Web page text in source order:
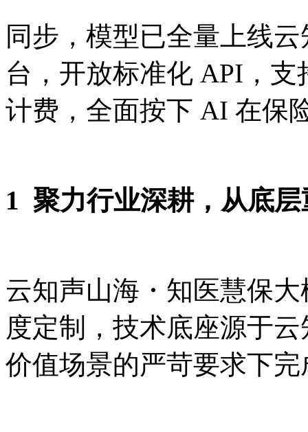
同步，模型已全量上线
台，开放标准化 API，支
计费，全面按下 AI 在保
1 聚力行业深耕，从底
云知声山海・知医慧保
度定制，技术底座源于
价值场景的严苛要求下